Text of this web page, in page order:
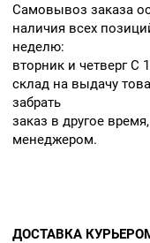
Cамовывоз заказа
наличия всех
неделю:
вторник и четверг С
склад на выдачу
забрать
заказ в другое
менеджером.
ДОСТАВКА